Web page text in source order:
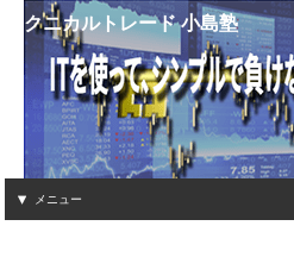
テクニカルトレード 小島塾
メニュー